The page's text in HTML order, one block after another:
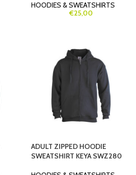
HOODIES & SWEATSHIRTS
€25,00
ADULT ZIPPED HOODIE
SWEATSHIRT KEYA SWZ280